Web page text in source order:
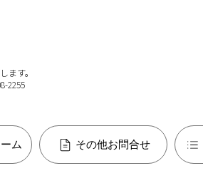
ます。
2255
ム その他お問合せ